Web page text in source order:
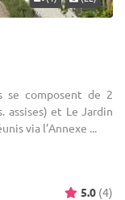
se composent de 2
assises) et Le Jardin
via l’Annexe ...
5.0 (4)